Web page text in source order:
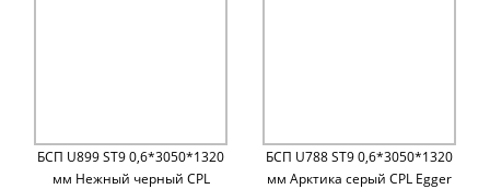
БСП U899 ST9 0,6*3050*1320
мм Нежный черный CPL
БСП U788 ST9 0,6*3050*1320
мм Арктика серый CPL Egger